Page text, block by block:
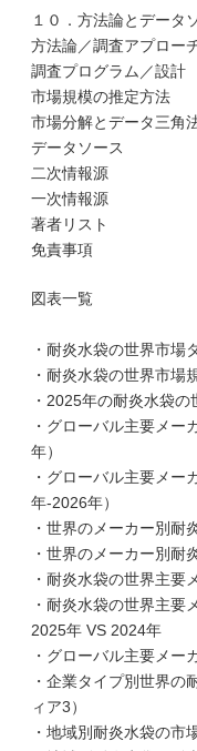
１０．方法論とデータ
方法論／調査アプロー
調査プログラム／設計
市場規模の推定方法
市場分解とデータ三角
データソース
二次情報源
一次情報源
著者リスト
免責事項
図表一覧
・耐炎水袋の世界市場
・耐炎水袋の世界市場
・2025年の耐炎水袋
・グローバル主要メー
年）
・グローバル主要メー
年-2026年）
・世界のメーカー別耐
・世界のメーカー別耐
・耐炎水袋の世界主要
・耐炎水袋の世界主要
2025年 VS 2024年
・グローバル主要メー
・企業タイプ別世界の
ィア3）
・地域別耐炎水袋の